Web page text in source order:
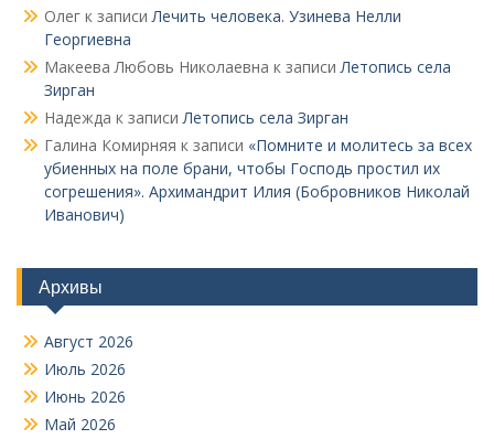
Олег к записи Лечить человека. Узинева Нелли
Георгиевна
Макеева Любовь Николаевна к записи Летопись села
Зирган
Надежда к записи Летопись села Зирган
Галина Комирняя к записи «Помните и молитесь за всех
убиенных на поле брани, чтобы Господь простил их
согрешения». Архимандрит Илия (Бобровников Николай
Иванович)
Архивы
Август 2026
Июль 2026
Июнь 2026
Май 2026